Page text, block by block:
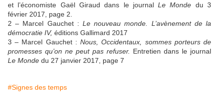
et l’économiste Gaël Giraud dans le journalLe Monde du 3
février 2017, page 2.
2 – Marcel Gauchet : Le nouveau monde. L’avènement de la
démocratie IV, éditions Gallimard 2017
3 – Marcel Gauchet :Nous, Occidentaux, sommes porteurs de
promesses qu’on ne peut pas refuser. Entretien dans le journal
Le Monde du 27 janvier 2017, page 7
#Signes des temps